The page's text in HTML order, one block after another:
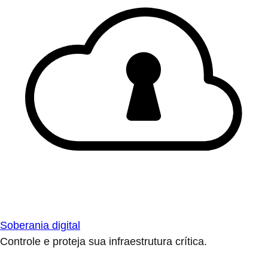
Soberania digital
Controle e proteja sua infraestrutura crítica.